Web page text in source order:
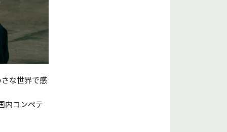
な世界で感
内コンペテ